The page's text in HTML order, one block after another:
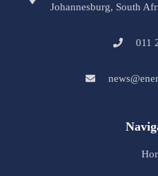
Johannesburg, South
011